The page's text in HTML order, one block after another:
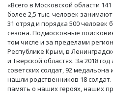
«Всего в Московской области
более 2,5 тыс. человек
31 отряд и порядка 500
сезона. Подмосковные
том числе и за пределами
Республике Крым, в
и Тверской областях. За 2018
советских солдат, 92 медальона
нашли родственников 18
память о наших героях, наших